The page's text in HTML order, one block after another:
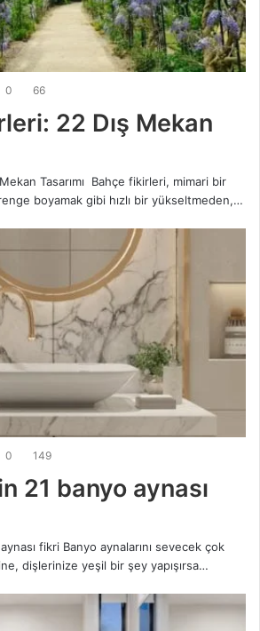
0 66
22 Dış Mekan
Tasarımı Bahçe fikirleri, mimari bir
boyamak gibi hızlı bir yükseltmeden,…
0 149
21 banyo aynası
fikri Banyo aynalarını sevecek çok
dişlerinize yeşil bir şey yapışırsa…